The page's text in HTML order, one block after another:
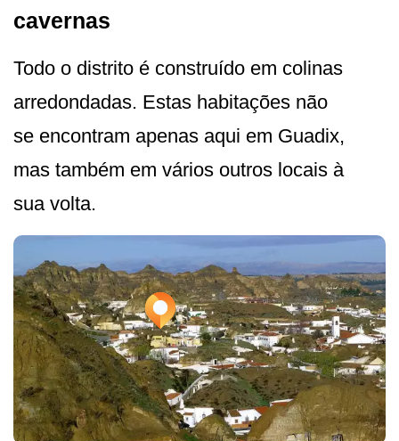
cavernas
Todo o distrito é construído em colinas
arredondadas. Estas habitações não
se encontram apenas aqui em Guadix,
mas também em vários outros locais à
sua volta.